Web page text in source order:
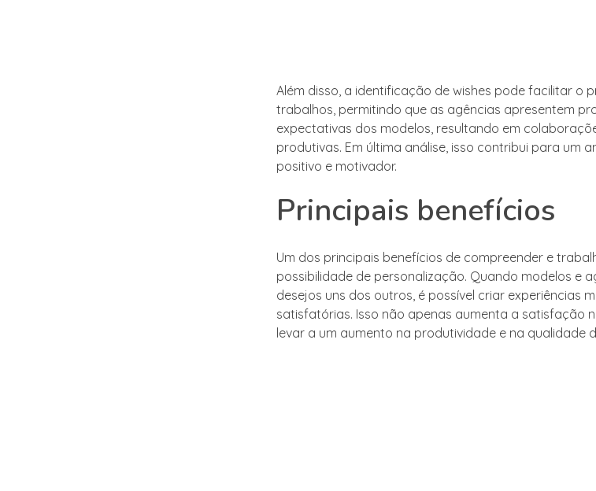
Além disso, a identificação de wishes pode facilitar o
trabalhos, permitindo que as agências apresentem
expectativas dos modelos, resultando em
produtivas. Em última análise, isso contribui para um
positivo e motivador.
Principais benefícios
Um dos principais benefícios de compreender e
possibilidade de personalização. Quando modelos e
desejos uns dos outros, é possível criar experiências
satisfatórias. Isso não apenas aumenta a satisfação
levar a um aumento na produtividade e na qualidade